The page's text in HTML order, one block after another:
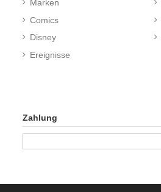
Marken
Comics
Disney
Ereignisse
Zahlung